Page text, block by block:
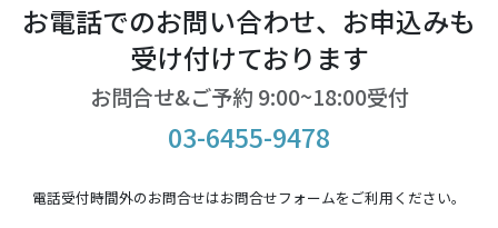
お電話でのお問い合わせ、お申込みも
受け付けております
お問合せ&ご予約 9:00~18:00受付
03-6455-9478
電話受付時間外のお問合せはお問合せフォームをご利用ください。